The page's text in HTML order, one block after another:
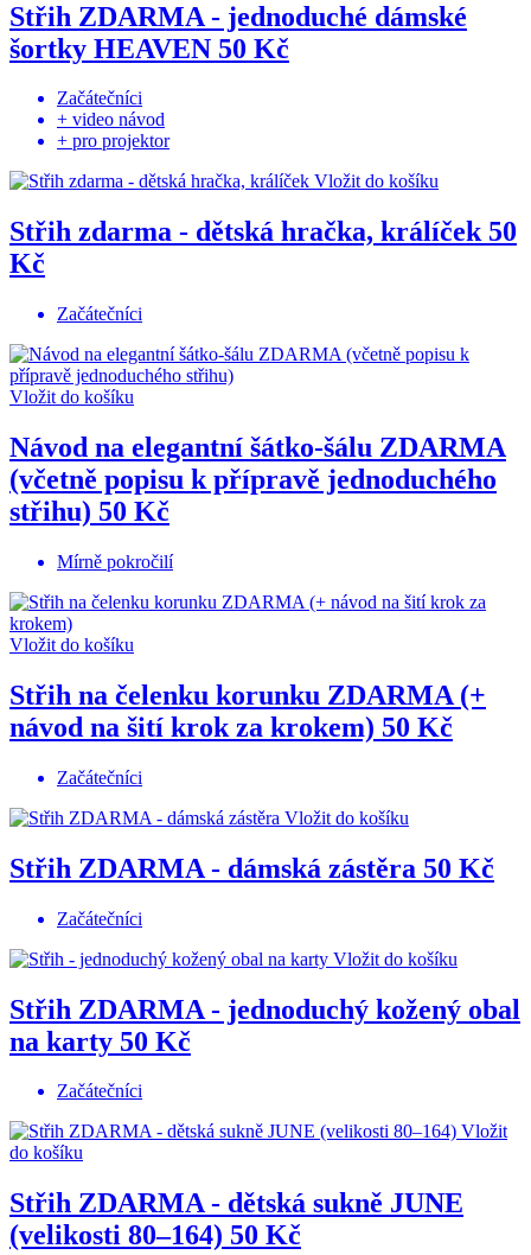
Střih ZDARMA - jednoduché dámské
šortky HEAVEN 50 Kč
Začátečníci
+ video návod
+ pro projektor
Vložit do košíku
Střih zdarma - dětská hračka, králíček 50
Kč
Začátečníci
Vložit do košíku
Návod na elegantní šátko-šálu ZDARMA
(včetně popisu k přípravě jednoduchého
střihu) 50 Kč
Mírně pokročilí
Vložit do košíku
Střih na čelenku korunku ZDARMA (+
návod na šití krok za krokem) 50 Kč
Začátečníci
Vložit do košíku
Střih ZDARMA - dámská zástěra 50 Kč
Začátečníci
Vložit do košíku
Střih ZDARMA - jednoduchý kožený obal
na karty 50 Kč
Začátečníci
Vložit
do košíku
Střih ZDARMA - dětská sukně JUNE
(velikosti 80–164) 50 Kč